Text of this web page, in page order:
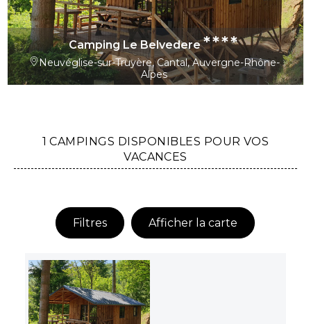
Camping Le Belvedere****
Neuvéglise-sur-Truyère, Cantal, Auvergne-Rhône-
Alpes
1 CAMPINGS DISPONIBLES POUR VOS
VACANCES
Filtres Afficher la carte